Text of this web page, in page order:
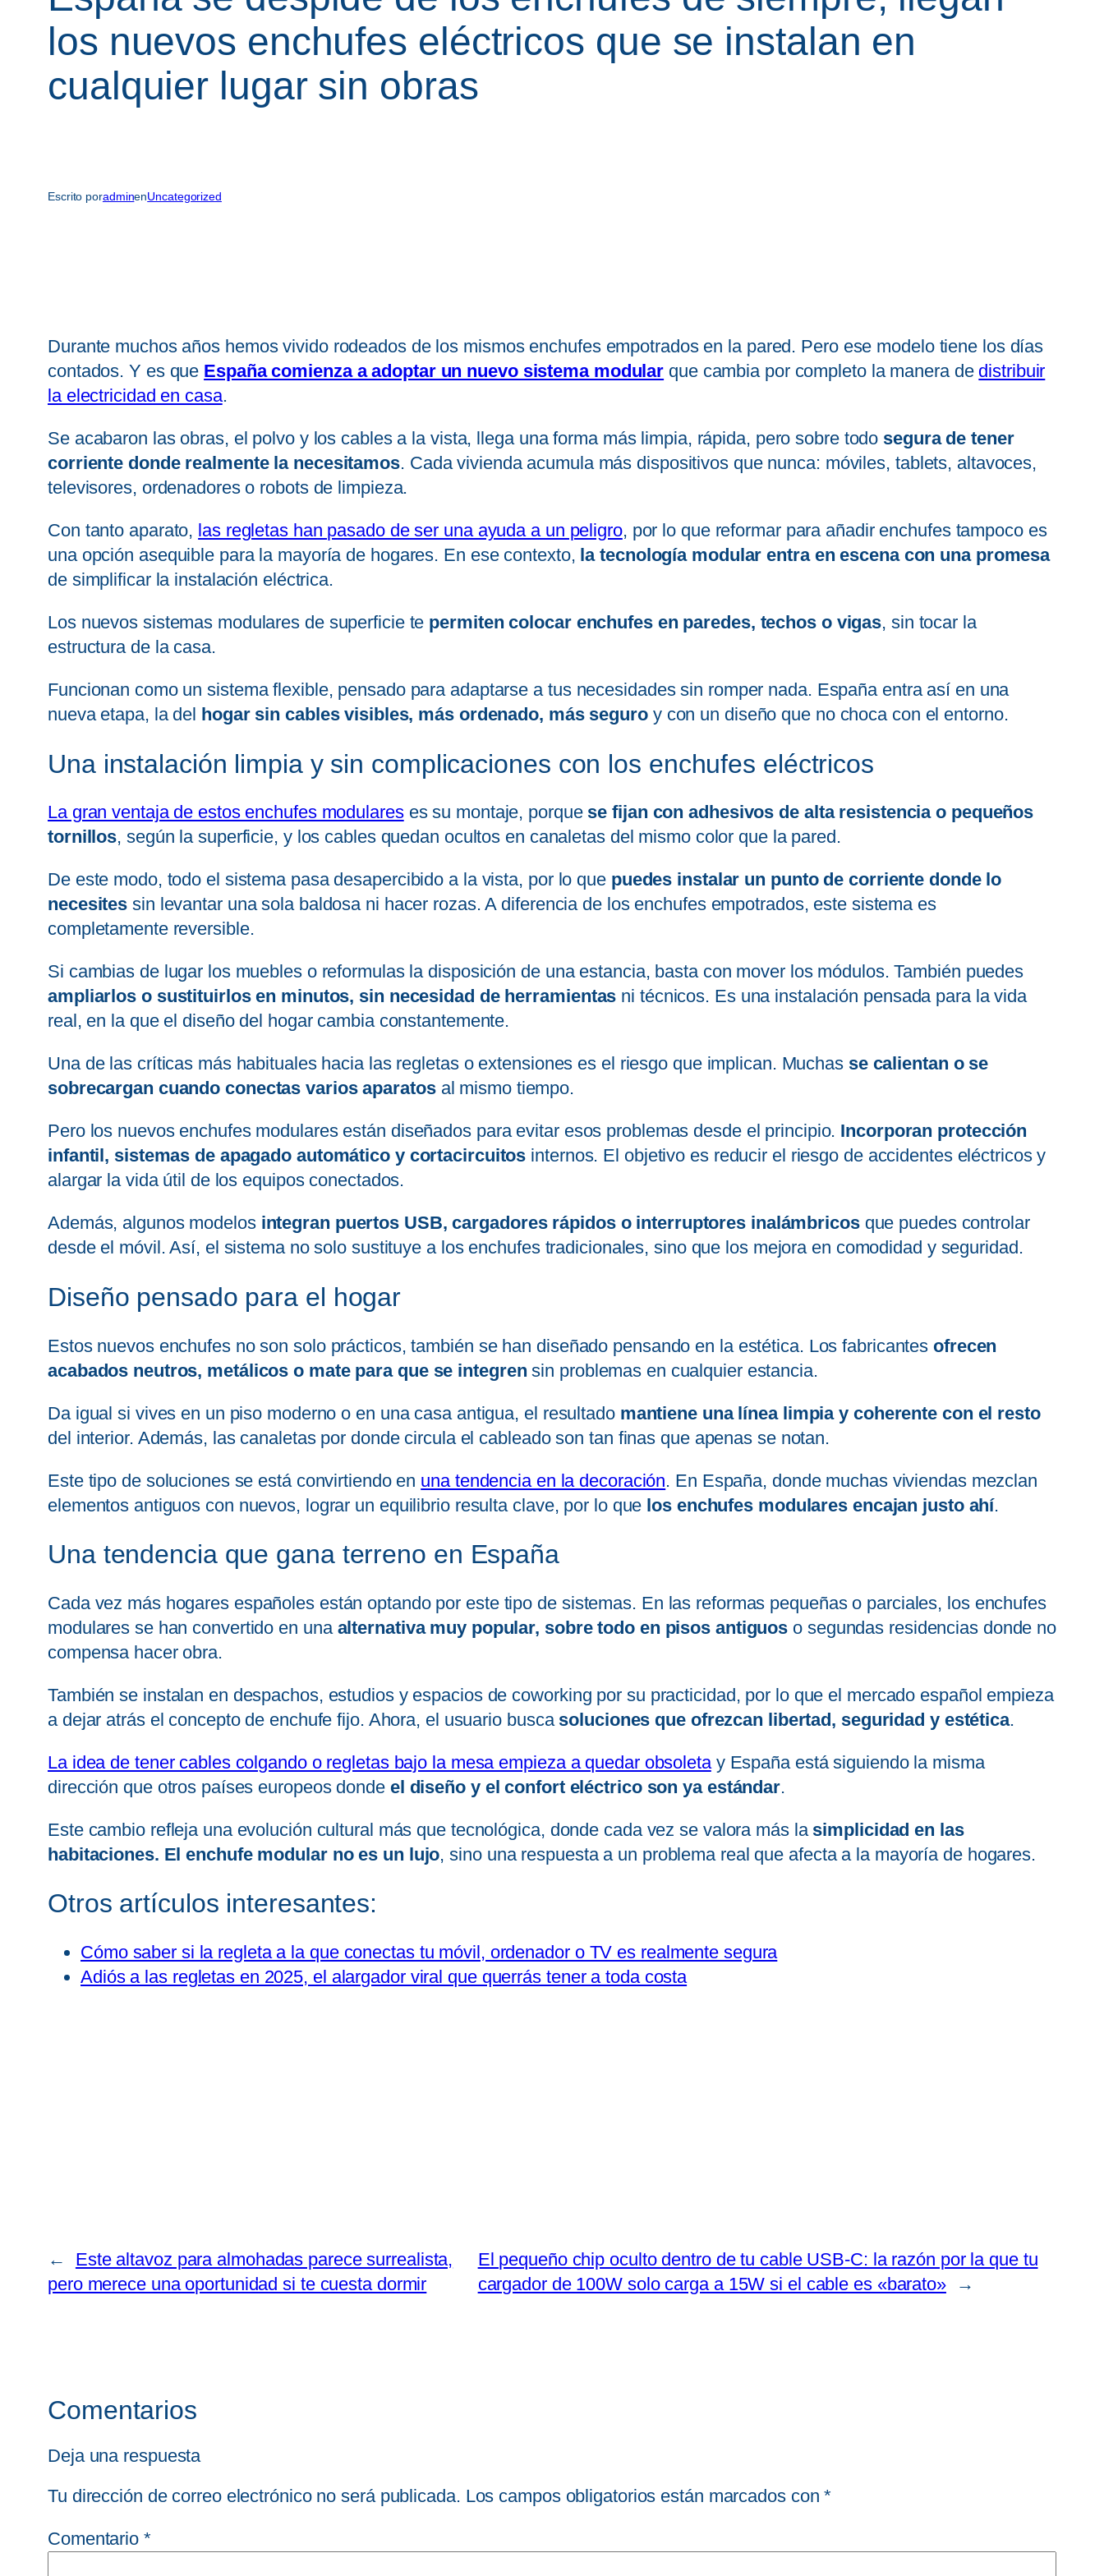
los nuevos enchufes eléctricos que se instalan en
cualquier lugar sin obras
Escrito poradminenUncategorized
Durante muchos años hemos vivido rodeados de los mismos enchufes empotrados en la pared. Pero ese modelo tiene los días
contados. Y es que España comienza a adoptar un nuevo sistema modular que cambia por completo la manera de distribuir
la electricidad en casa.
Se acabaron las obras, el polvo y los cables a la vista, llega una forma más limpia, rápida, pero sobre todo segura de tener
corriente donde realmente la necesitamos. Cada vivienda acumula más dispositivos que nunca: móviles, tablets, altavoces,
televisores, ordenadores o robots de limpieza.
Con tanto aparato, las regletas han pasado de ser una ayuda a un peligro, por lo que reformar para añadir enchufes tampoco es
una opción asequible para la mayoría de hogares. En ese contexto, la tecnología modular entra en escena con una promesa
de simplificar la instalación eléctrica.
Los nuevos sistemas modulares de superficie te permiten colocar enchufes en paredes, techos o vigas, sin tocar la
estructura de la casa.
Funcionan como un sistema flexible, pensado para adaptarse a tus necesidades sin romper nada. España entra así en una
nueva etapa, la del hogar sin cables visibles, más ordenado, más seguroy con un diseño que no choca con el entorno.
Una instalación limpia y sin complicaciones con los enchufes eléctricos
La gran ventaja de estos enchufes modulareses su montaje, porque se fijan con adhesivos de alta resistencia o pequeños
tornillos, según la superficie, y los cables quedan ocultos en canaletas del mismo color que la pared.
De este modo, todo el sistema pasa desapercibido a la vista, por lo que puedes instalar un punto de corriente donde lo
necesites sin levantar una sola baldosa ni hacer rozas. A diferencia de los enchufes empotrados, este sistema es
completamente reversible.
Si cambias de lugar los muebles o reformulas la disposición de una estancia, basta con mover los módulos. También puedes
ampliarlos o sustituirlos en minutos, sin necesidad de herramientas ni técnicos. Es una instalación pensada para la vida
real, en la que el diseño del hogar cambia constantemente.
Una de las críticas más habituales hacia las regletas o extensiones es el riesgo que implican. Muchas se calientan o se
sobrecargan cuando conectas varios aparatosal mismo tiempo.
Pero los nuevos enchufes modulares están diseñados para evitar esos problemas desde el principio. Incorporan protección
infantil, sistemas de apagado automático y cortacircuitos internos. El objetivo es reducir el riesgo de accidentes eléctricos y
alargar la vida útil de los equipos conectados.
Además, algunos modelos integran puertos USB, cargadores rápidos o interruptores inalámbricosque puedes controlar
desde el móvil. Así, el sistema no solo sustituye a los enchufes tradicionales, sino que los mejora en comodidad y seguridad.
Diseño pensado para el hogar
Estos nuevos enchufes no son solo prácticos, también se han diseñado pensando en la estética. Los fabricantes ofrecen
acabados neutros, metálicos o mate para que se integren sin problemas en cualquier estancia.
Da igual si vives en un piso moderno o en una casa antigua, el resultado mantiene una línea limpia y coherente con el resto
del interior. Además, las canaletas por donde circula el cableado son tan finas que apenas se notan.
Este tipo de soluciones se está convirtiendo en una tendencia en la decoración. En España, donde muchas viviendas mezclan
elementos antiguos con nuevos, lograr un equilibrio resulta clave, por lo que los enchufes modulares encajan justo ahí.
Una tendencia que gana terreno en España
Cada vez más hogares españoles están optando por este tipo de sistemas. En las reformas pequeñas o parciales, los enchufes
modulares se han convertido en una alternativa muy popular, sobre todo en pisos antiguos o segundas residencias donde no
compensa hacer obra.
También se instalan en despachos, estudios y espacios de coworking por su practicidad, por lo que el mercado español empieza
a dejar atrás el concepto de enchufe fijo. Ahora, el usuario busca soluciones que ofrezcan libertad, seguridad y estética.
La idea de tener cables colgando o regletas bajo la mesa empieza a quedar obsoletay España está siguiendo la misma
dirección que otros países europeos donde el diseño y el confort eléctrico son ya estándar.
Este cambio refleja una evolución cultural más que tecnológica, donde cada vez se valora más la simplicidad en las
habitaciones. El enchufe modular no es un lujo, sino una respuesta a un problema real que afecta a la mayoría de hogares.
Otros artículos interesantes:
Cómo saber si la regleta a la que conectas tu móvil, ordenador o TV es realmente segura
Adiós a las regletas en 2025, el alargador viral que querrás tener a toda costa
←
Este altavoz para almohadas parece surrealista,
pero merece una oportunidad si te cuesta dormir
El pequeño chip oculto dentro de tu cable USB-C: la razón por la que tu
cargador de 100W solo carga a 15W si el cable es «barato»
→
Comentarios
Deja una respuesta
Tu dirección de correo electrónico no será publicada. Los campos obligatorios están marcados con*
Comentario *